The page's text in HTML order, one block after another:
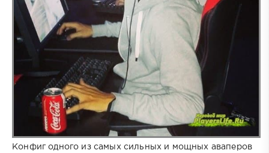
Конфиг одного из самых сильных и мощных аваперов